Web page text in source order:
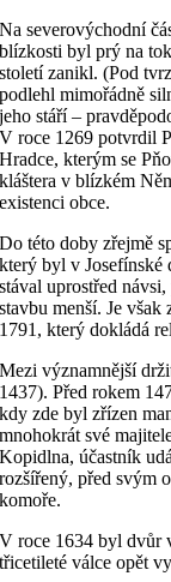
Na severovýchodní
blízkosti byl prý na
století zanikl. (Pod
podlehl mimořádně
jeho stáří –
V roce 1269 potvrdil
Hradce, kterým se
kláštera v blízkém
existenci obce.
Do této doby zřejmě
který byl v Josefínské
stával uprostřed
stavbu menší. Je
1791, který dokládá
Mezi významnější
1437). Před rokem
kdy zde byl zřízen
mnohokrát své
Kopidlna, účastník
rozšířený, před svým
komoře.
V roce 1634 byl dvůr
třicetileté válce opět